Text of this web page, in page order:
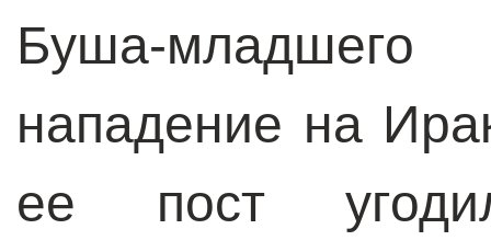
Буша-
нападение на
ее пост